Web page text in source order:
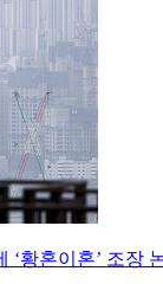
‘황혼이혼’ 조장